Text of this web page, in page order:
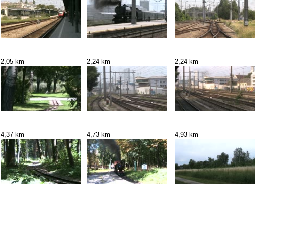
2,05 km 2,24 km 2,24 km
4,37 km 4,73 km 4,93 km